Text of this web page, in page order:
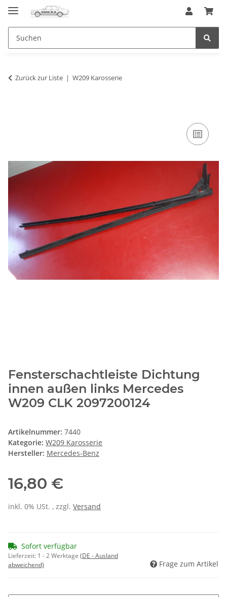
Zurück zur Liste W209 Karosserie
Fensterschachtleiste Dichtung
innen außen links Mercedes
W209 CLK 2097200124
Artikelnummer: 7440
Kategorie: W209 Karosserie
Hersteller: Mercedes-Benz
16,80 €
inkl. 0% USt. , zzgl. Versand
Sofort verfügbar
Lieferzeit: 1 - 2 Werktage (DE - Ausland
abweichend)
Frage zum Artikel